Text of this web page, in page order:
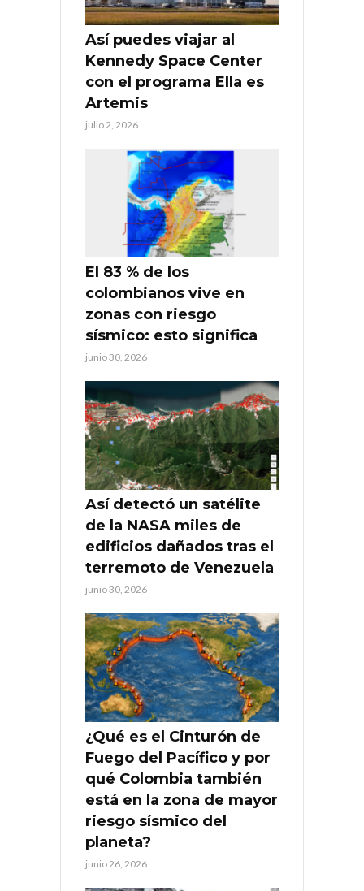
Así puedes viajar al
Kennedy Space Center
con el programa Ella es
Artemis
julio 2, 2026
El 83 % de los
colombianos vive en
zonas con riesgo
sísmico: esto significa
junio 30, 2026
Así detectó un satélite
de la NASA miles de
edificios dañados tras el
terremoto de Venezuela
junio 30, 2026
¿Qué es el Cinturón de
Fuego del Pacífico y por
qué Colombia también
está en la zona de mayor
riesgo sísmico del
planeta?
junio 26, 2026